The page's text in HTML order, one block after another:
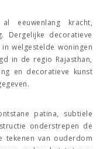
eeuwenlang kracht,
Dergelijke decoratieve
welgestelde woningen
in de regio Rajasthan,
en decoratieve kunst
patina, subtiele
onderstrepen de
tekenen van ouderdom